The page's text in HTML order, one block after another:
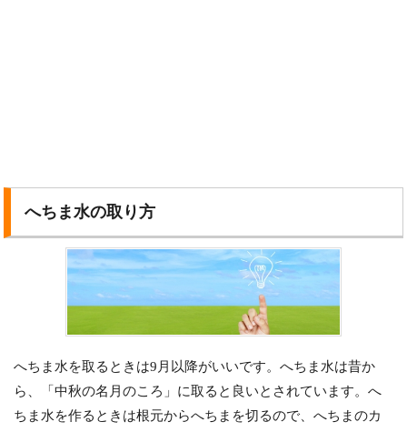
へちま水の取り方
へちま水を取るときは9月以降がいいです。へちま水は昔か
ら、「中秋の名月のころ」に取ると良いとされています。へ
ちま水を作るときは根元からへちまを切るので、へちまのカ